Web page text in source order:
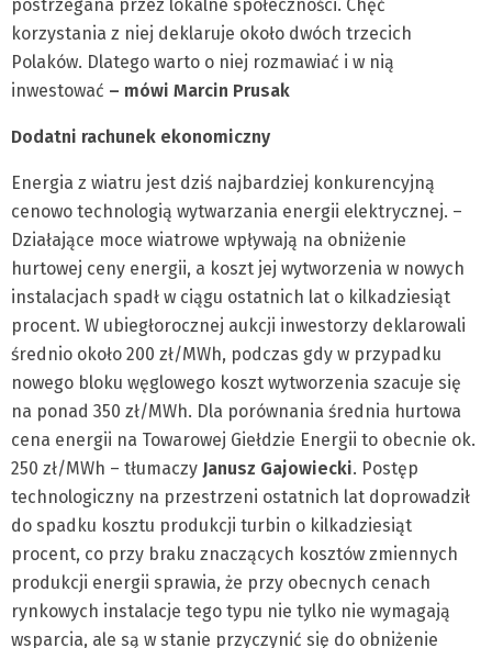
postrzegana przez lokalne społeczności. Chęć
korzystania z niej deklaruje około dwóch trzecich
Polaków. Dlatego warto o niej rozmawiać i w nią
inwestować – mówi Marcin Prusak
Dodatni rachunek ekonomiczny
Energia z wiatru jest dziś najbardziej konkurencyjną
cenowo technologią wytwarzania energii elektrycznej. –
Działające moce wiatrowe wpływają na obniżenie
hurtowej ceny energii, a koszt jej wytworzenia w nowych
instalacjach spadł w ciągu ostatnich lat o kilkadziesiąt
procent. W ubiegłorocznej aukcji inwestorzy deklarowali
średnio około 200 zł/MWh, podczas gdy w przypadku
nowego bloku węglowego koszt wytworzenia szacuje się
na ponad 350 zł/MWh. Dla porównania średnia hurtowa
cena energii na Towarowej Giełdzie Energii to obecnie ok.
250 zł/MWh – tłumaczy Janusz Gajowiecki. Postęp
technologiczny na przestrzeni ostatnich lat doprowadził
do spadku kosztu produkcji turbin o kilkadziesiąt
procent, co przy braku znaczących kosztów zmiennych
produkcji energii sprawia, że przy obecnych cenach
rynkowych instalacje tego typu nie tylko nie wymagają
wsparcia, ale są w stanie przyczynić się do obniżenie